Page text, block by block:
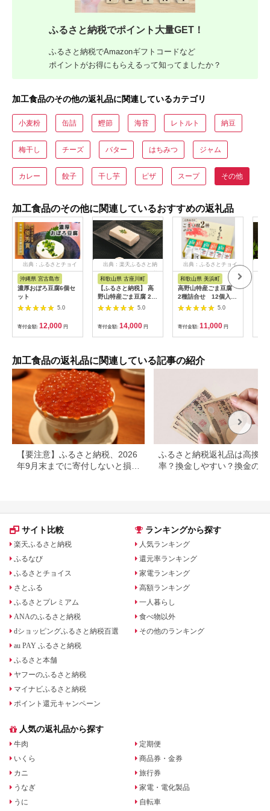
ふるさと納税でポイント大量GET！
ふるさと納税でAmazonギフトコードなど
ポイントがお得にもらえるって知ってましたか？
加工食品のその他の返礼品に関連しているカテゴリ
小麦粉 缶詰 鰹節 海苔 レトルト 納豆
梅干し チーズ バター はちみつ ジャム
カレー 餃子 干し芋 ピザ スープ その他
加工食品のその他に関連しているおすすめの返礼品
出典：ふるさとチョイ
ス
沖縄県 宮古島市
濃厚おぼろ豆腐6個セ
ット
5.0
寄付金額: 12,000 円
出典：楽天ふるさと納
税
和歌山県 古座川町
【ふるさと納税】 高
野山特産ごま豆腐 2種
詰合せ 12個入り
5.0
寄付金額: 14,000 円
出典：ふるさとチョイ
和歌山県 美浜町
高野山特産ごま豆腐
2種詰合せ 12個入
り CL-1
5.0
寄付金額: 11,000 円
加工食品の返礼品に関連している記事の紹介
【要注意】ふるさと納税、2026
年9月末までに寄付しないと損す
ふるさと納税返礼品は高換金
率？換金しやすい？換金の可
サイト比較
楽天ふるさと納税
ふるなび
ふるさとチョイス
さとふる
ふるさとプレミアム
ANAのふるさと納税
dショッピングふるさと納税百選
au PAY ふるさと納税
ふるさと本舗
ヤフーのふるさと納税
マイナビふるさと納税
ポイント還元キャンペーン
ランキングから探す
人気ランキング
還元率ランキング
家電ランキング
高額ランキング
一人暮らし
食べ物以外
その他のランキング
人気の返礼品から探す
牛肉
いくら
カニ
うなぎ
うに
定期便
商品券・金券
旅行券
家電・電化製品
自転車